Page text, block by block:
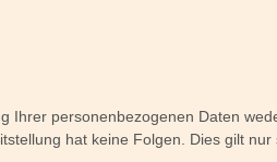
personenbezogenen Daten
hat keine Folgen. Dies gilt